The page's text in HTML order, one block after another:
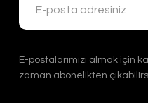
E-postalarımızı almak için
zaman abonelikten